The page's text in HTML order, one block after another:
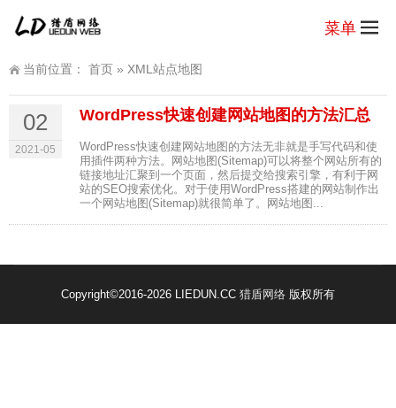
菜单
当前位置： 首页 » XML站点地图
02
2021-05
WordPress快速创建网站地图的方法汇总
WordPress快速创建网站地图的方法无非就是手写代码和使
用插件两种方法。网站地图(Sitemap)可以将整个网站所有的
链接地址汇聚到一个页面，然后提交给搜索引擎，有利于网
站的SEO搜索优化。对于使用WordPress搭建的网站制作出
一个网站地图(Sitemap)就很简单了。网站地图...
Copyright©2016-2026 LIEDUN.CC 猎盾网络 版权所有